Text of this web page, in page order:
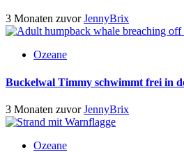
3 Monaten zuvorJennyBrix
Ozeane
Buckelwal Timmy schwimmt frei in
3 Monaten zuvorJennyBrix
Ozeane